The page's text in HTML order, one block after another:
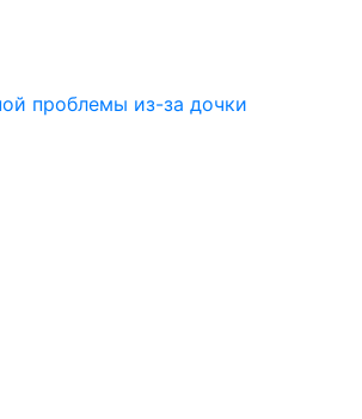
проблемы из-за дочки